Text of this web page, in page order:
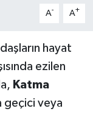
A- A+
hayat
ezilen
Katma
geçici veya